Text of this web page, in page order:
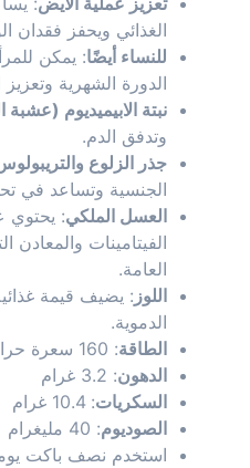
الغذائي ويحفز فقدان
للنساء أيضًا: يمكن
الدورة الشهرية
نبتة الابيميديوم (عشبة
وتدفق الدم.
جذر الزلوع
الجنسية وتساعد في
العسل الملكي: يحتوي
الفيتامينات
العامة.
اللوز : يضيف قيمة
الدموية.
الطاقة: 160 سعرة حرارية
الدهون: 3.2 غرام
السكريات: 10.4 غرام
الصوديوم: 40 مليغرام
استخدم نصف باكت